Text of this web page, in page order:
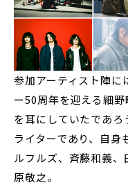
参加アーティスト陣に
ー50周年を迎える細
を耳にしていたであ
ライターであり、自
ルフルズ、斉藤和義
原敬之。